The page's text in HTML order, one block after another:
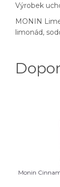
Výrobek
MONIN
limonád,
Monin